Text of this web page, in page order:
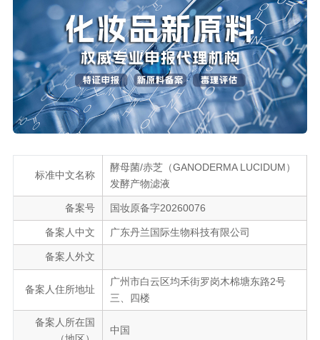
标准中文名称
酵母菌/赤芝（GANODERMA LUCIDUM）
发酵产物滤液
备案号 国妆原备字20260076
备案人中文 广东丹兰国际生物科技有限公司
备案人外文
备案人住所地址
广州市白云区均禾街罗岗木棉塘东路2号
三、四楼
备案人所在国
中国